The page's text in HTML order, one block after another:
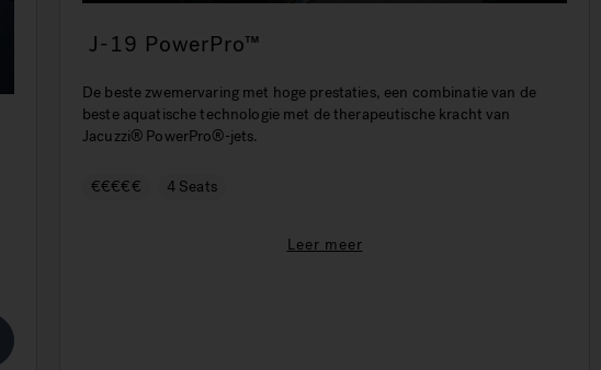
J-19 PowerPro™
De beste zwemervaring met hoge prestaties, een combinatie van de
beste aquatische technologie met de therapeutische kracht van
Jacuzzi® PowerPro®-jets.
€€€€€ 4 Seats
Leer meer